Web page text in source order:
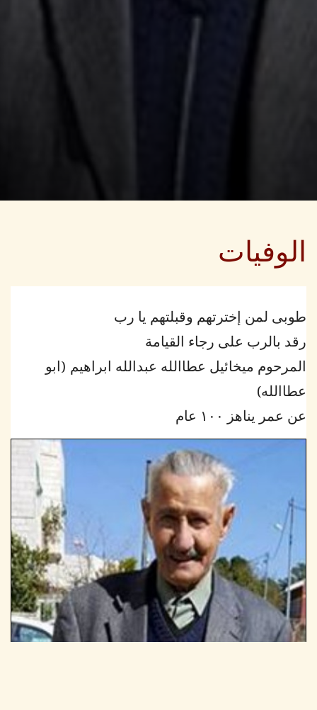
الوفيات
طوبى لمن إخترتهم وقبلتهم يا رب
رقد بالرب على رجاء القيامة
المرحوم ميخائيل عطاالله عبدالله ابراهيم (ابو
عطاالله)
عن عمر يناهز ١٠٠ عام